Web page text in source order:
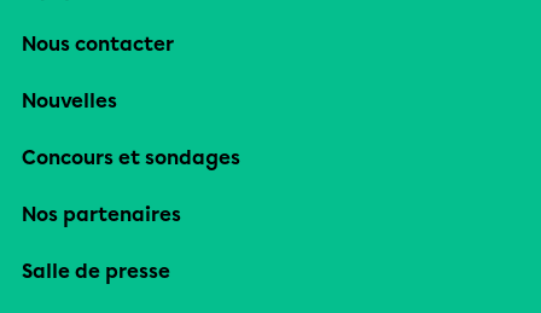
Nous contacter
Nouvelles
Concours et sondages
Nos partenaires
Salle de presse